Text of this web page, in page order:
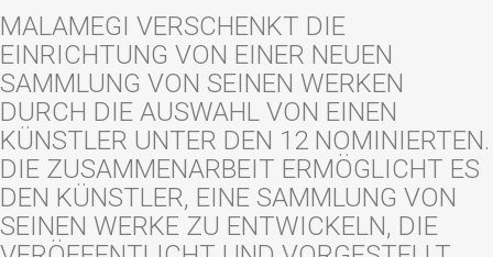
MALAMEGI VERSCHENKT DIE
EINRICHTUNG VON EINER NEUEN
SAMMLUNG VON SEINEN WERKEN
DURCH DIE AUSWAHL VON EINEN
KÜNSTLER UNTER DEN 12 NOMINIERTEN.
DIE ZUSAMMENARBEIT ERMÖGLICHT ES
DEN KÜNSTLER, EINE SAMMLUNG VON
SEINEN WERKE ZU ENTWICKELN, DIE